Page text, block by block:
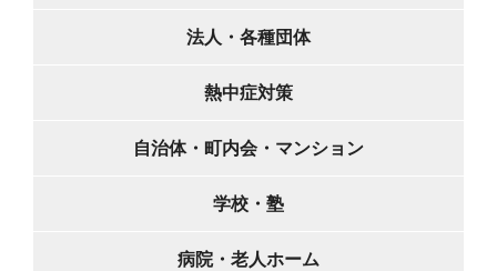
法人・各種団体
熱中症対策
自治体・町内会・マンション
学校・塾
病院・老人ホーム